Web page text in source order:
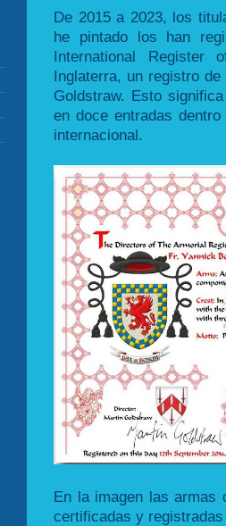
De 2015 a 2023, los
he pintado los han
International Register
Inglaterra, un registro
Goldstraw. Esto
en doce entradas
internacional.
En la imagen las armas
certificadas y